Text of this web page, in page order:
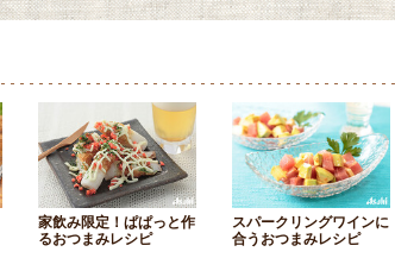
家飲み限定！ぱぱっと作
るおつまみレシピ
スパークリングワインに
合うおつまみレシピ